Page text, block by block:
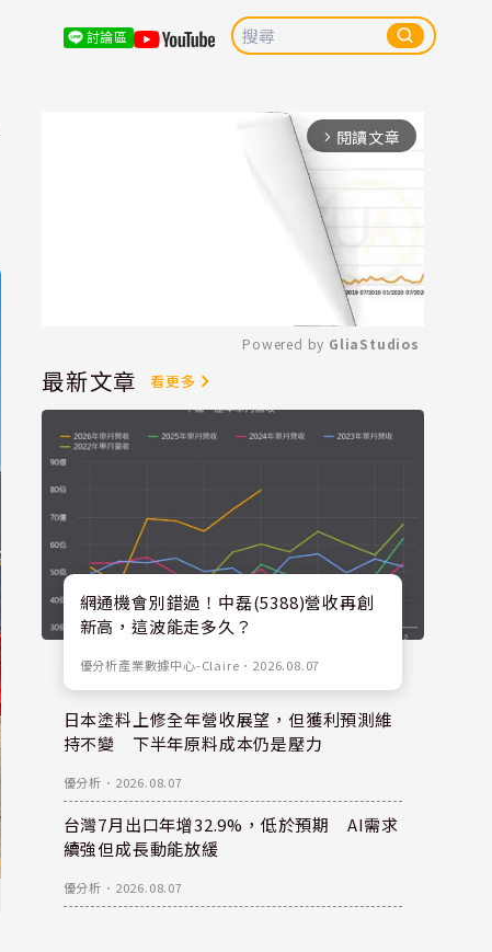
討論區
arrow_forward_ios 閱讀文章
Mute
Powered by GliaStudios
最新文章 看更多
網通機會別錯過！中磊(5388)營收再創
新高，這波能走多久？
優分析產業數據中心-Claire ． 2026.08.07
日本塗料上修全年營收展望，但獲利預測維
持不變 下半年原料成本仍是壓力
優分析 ． 2026.08.07
台灣7月出口年增32.9%，低於預期 AI需求
續強但成長動能放緩
優分析 ． 2026.08.07